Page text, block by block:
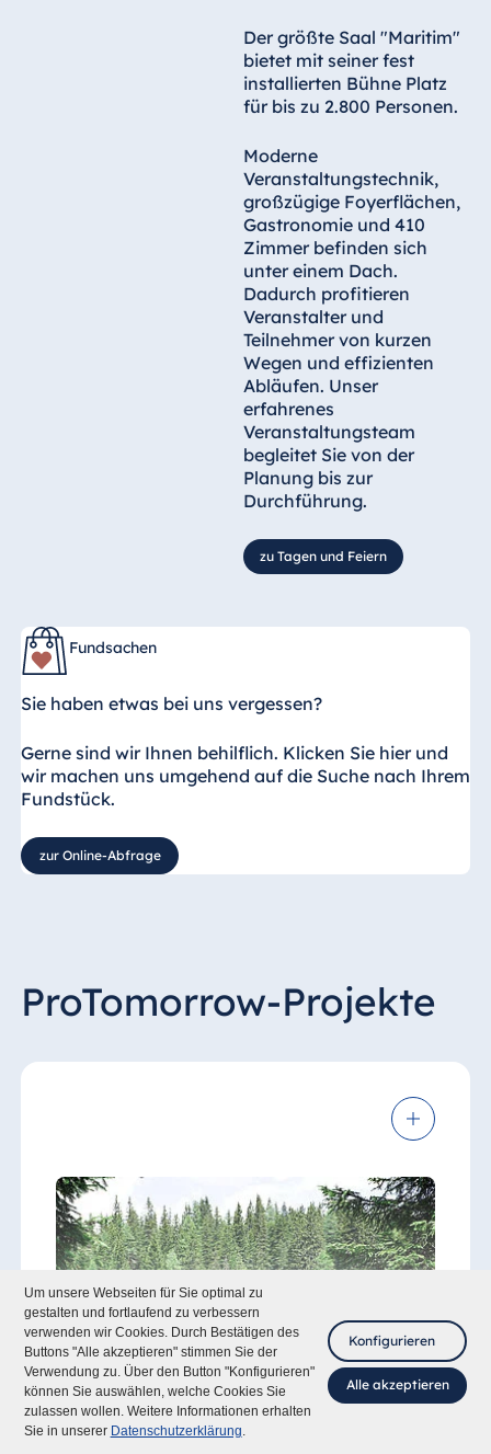
Um unsere Webseiten für Sie optimal zu
gestalten und fortlaufend zu verbessern
verwenden wir Cookies. Durch Bestätigen des
Buttons "Alle akzeptieren" stimmen Sie der
Verwendung zu. Über den Button "Konfigurieren"
können Sie auswählen, welche Cookies Sie
zulassen wollen. Weitere Informationen erhalten
Sie in unserer Datenschutzerklärung.
Konfigurieren
Alle akzeptieren
Der größte Saal "Maritim"
bietet mit seiner fest
installierten Bühne Platz
für bis zu 2.800 Personen.
Moderne
Veranstaltungstechnik,
großzügige Foyerflächen,
Gastronomie und 410
Zimmer befinden sich
unter einem Dach.
Dadurch profitieren
Veranstalter und
Teilnehmer von kurzen
Wegen und effizienten
Abläufen. Unser
erfahrenes
Veranstaltungsteam
begleitet Sie von der
Planung bis zur
Durchführung.
zu Tagen und Feiern
Fundsachen
Sie haben etwas bei uns vergessen?
Gerne sind wir Ihnen behilflich. Klicken Sie hier und
wir machen uns umgehend auf die Suche nach Ihrem
Fundstück.
zur Online-Abfrage
ProTomorrow-Projekte
Fragen Sie mich